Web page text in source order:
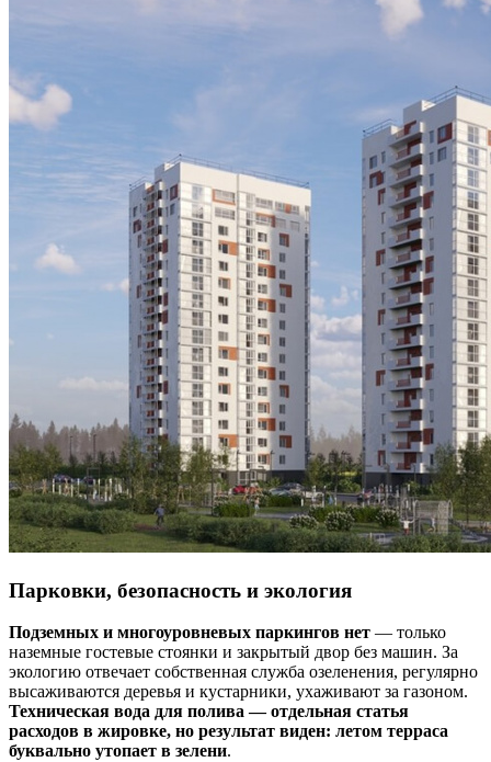
Парковки, безопасность и экология
Подземных и многоуровневых паркингов нет — только
наземные гостевые стоянки и закрытый двор без машин. За
экологию отвечает собственная служба озеленения, регулярно
высаживаются деревья и кустарники, ухаживают за газоном.
Техническая вода для полива — отдельная статья
расходов в жировке, но результат виден: летом терраса
буквально утопает в зелени.